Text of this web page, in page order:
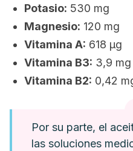
Potasio: 530 mg
Magnesio: 120 mg
Vitamina A: 618 μg
Vitamina B3: 3,9 mg
Vitamina B2: 0,42
Por su parte, el
las soluciones